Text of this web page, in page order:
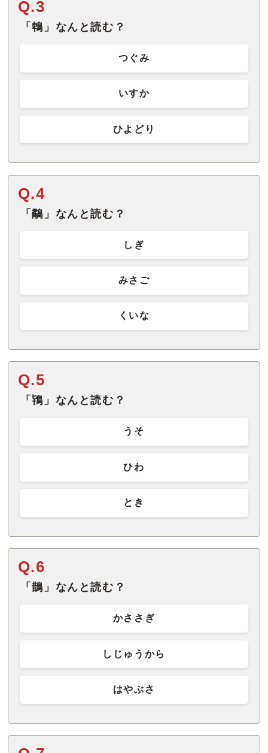
Q.3
「鵯」なんと読む？
つぐみ
いすか
ひよどり
Q.4
「鷸」なんと読む？
しぎ
みさご
くいな
Q.5
「鴇」なんと読む？
うそ
ひわ
とき
Q.6
「鵲」なんと読む？
かささぎ
しじゅうから
はやぶさ